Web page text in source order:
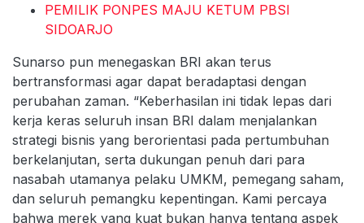
PEMILIK PONPES MAJU KETUM PBSI
SIDOARJO
Sunarso pun menegaskan BRI akan terus
bertransformasi agar dapat beradaptasi dengan
perubahan zaman. “Keberhasilan ini tidak lepas dari
kerja keras seluruh insan BRI dalam menjalankan
strategi bisnis yang berorientasi pada pertumbuhan
berkelanjutan, serta dukungan penuh dari para
nasabah utamanya pelaku UMKM, pemegang saham,
dan seluruh pemangku kepentingan. Kami percaya
bahwa merek yang kuat bukan hanya tentang aspek